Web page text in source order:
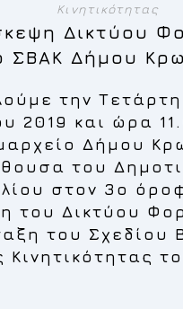
Κινητικότητας
Δικτύου
ΣΒΑΚ Δήμου
την Τετάρτη
2019 και ώρα
Δήμου
του
στον 3ο
του Δικτύου
του Σχεδίου
Κινητικότητας